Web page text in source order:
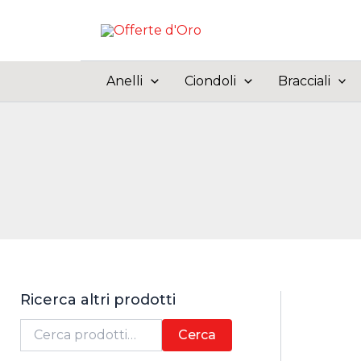
Anelli Ciondoli Bracciali
Ricerca altri prodotti
Cerca